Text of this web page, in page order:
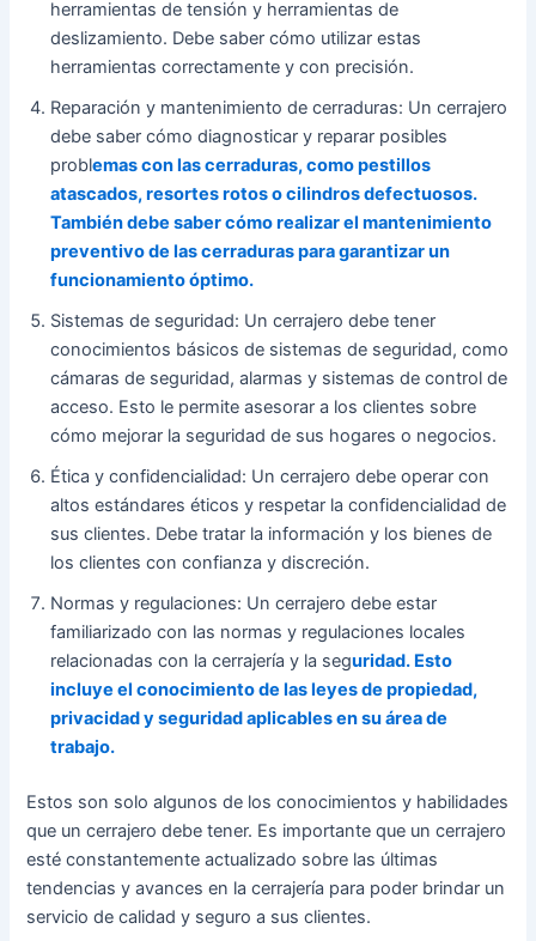
herramientas de tensión y herramientas de
deslizamiento. Debe saber cómo utilizar estas
herramientas correctamente y con precisión.
Reparación y mantenimiento de cerraduras: Un cerrajero
debe saber cómo diagnosticar y reparar posibles
problemas con las cerraduras, como pestillos
atascados, resortes rotos o cilindros defectuosos.
También debe saber cómo realizar el mantenimiento
preventivo de las cerraduras para garantizar un
funcionamiento óptimo.
Sistemas de seguridad: Un cerrajero debe tener
conocimientos básicos de sistemas de seguridad, como
cámaras de seguridad, alarmas y sistemas de control de
acceso. Esto le permite asesorar a los clientes sobre
cómo mejorar la seguridad de sus hogares o negocios.
Ética y confidencialidad: Un cerrajero debe operar con
altos estándares éticos y respetar la confidencialidad de
sus clientes. Debe tratar la información y los bienes de
los clientes con confianza y discreción.
Normas y regulaciones: Un cerrajero debe estar
familiarizado con las normas y regulaciones locales
relacionadas con la cerrajería y la seguridad. Esto
incluye el conocimiento de las leyes de propiedad,
privacidad y seguridad aplicables en su área de
trabajo.
Estos son solo algunos de los conocimientos y habilidades
que un cerrajero debe tener. Es importante que un cerrajero
esté constantemente actualizado sobre las últimas
tendencias y avances en la cerrajería para poder brindar un
servicio de calidad y seguro a sus clientes.